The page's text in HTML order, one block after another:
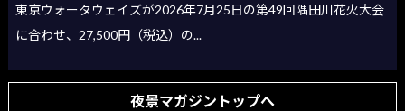
東京ウォータウェイズが2026年7月25日の第49回隅田川花火大会
に合わせ、27,500円（税込）の...
夜景マガジントップへ